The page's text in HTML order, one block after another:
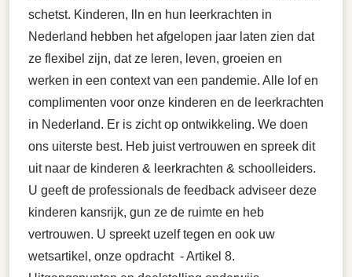
schetst. Kinderen, lln en hun leerkrachten in
Nederland hebben het afgelopen jaar laten zien dat
ze flexibel zijn, dat ze leren, leven, groeien en
werken in een context van een pandemie. Alle lof en
complimenten voor onze kinderen en de leerkrachten
in Nederland. Er is zicht op ontwikkeling. We doen
ons uiterste best. Heb juist vertrouwen en spreek dit
uit naar de kinderen & leerkrachten & schoolleiders.
U geeft de professionals de feedback adviseer deze
kinderen kansrijk, gun ze de ruimte en heb
vertrouwen. U spreekt uzelf tegen en ook uw
wetsartikel, onze opdracht - Artikel 8.